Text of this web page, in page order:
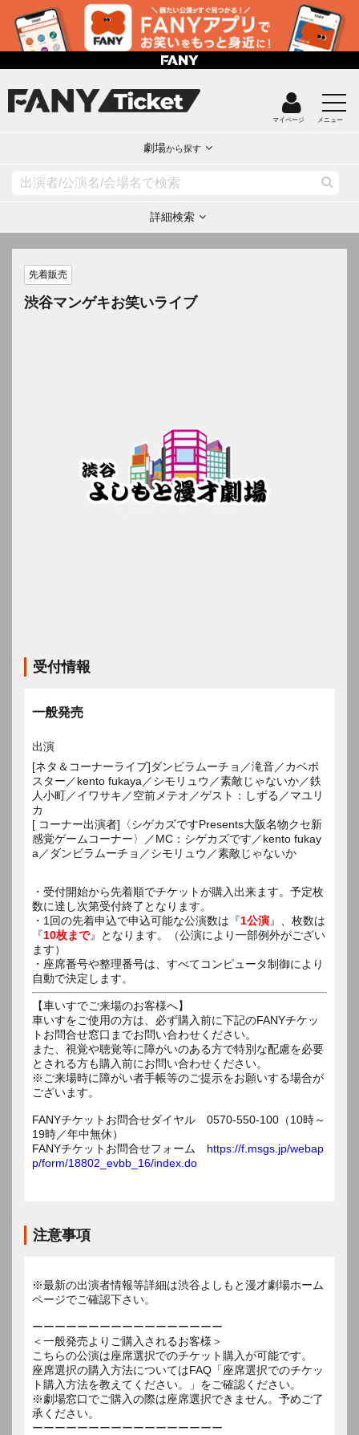
マイページ メニュー
劇場から探す
詳細検索
先着販売
渋谷マンゲキお笑いライブ
受付情報
一般発売
出演
[ネタ＆コーナーライブ]ダンビラムーチョ／滝音／カベポ
スター／kento fukaya／シモリュウ／素敵じゃないか／鉄
人小町／イワサキ／空前メテオ／ゲスト：しずる／マユリ
カ
[ コーナー出演者]〈シゲカズですPresents大阪名物クセ新
感覚ゲームコーナー〉／MC：シゲカズです／kento fukay
a／ダンビラムーチョ／シモリュウ／素敵じゃないか
・受付開始から先着順でチケットが購入出来ます。予定枚
数に達し次第受付終了となります。
・1回の先着申込で申込可能な公演数は『1公演』、枚数は
『10枚まで』となります。（公演により一部例外がござい
ます）
・座席番号や整理番号は、すべてコンピュータ制御により
自動で決定します。
【車いすでご来場のお客様へ】
車いすをご使用の方は、必ず購入前に下記のFANYチケッ
トお問合せ窓口までお問い合わせください。
また、視覚や聴覚等に障がいのある方で特別な配慮を必要
とされる方も購入前にお問い合わせください。
※ご来場時に障がい者手帳等のご提示をお願いする場合が
ございます。
FANYチケットお問合せダイヤル 0570-550-100（10時～
19時／年中無休）
FANYチケットお問合せフォーム https://f.msgs.jp/webap
p/form/18802_evbb_16/index.do
注意事項
※最新の出演者情報等詳細は渋谷よしもと漫才劇場ホーム
ページでご確認下さい。
ーーーーーーーーーーーーーーーーー
＜一般発売よりご購入されるお客様＞
こちらの公演は座席選択でのチケット購入が可能です。
座席選択の購入方法についてはFAQ「座席選択でのチケッ
ト購入方法を教えてください。」をご確認ください。
※劇場窓口でご購入の際は座席選択できません。予めご了
承ください。
ーーーーーーーーーーーーーーーーー